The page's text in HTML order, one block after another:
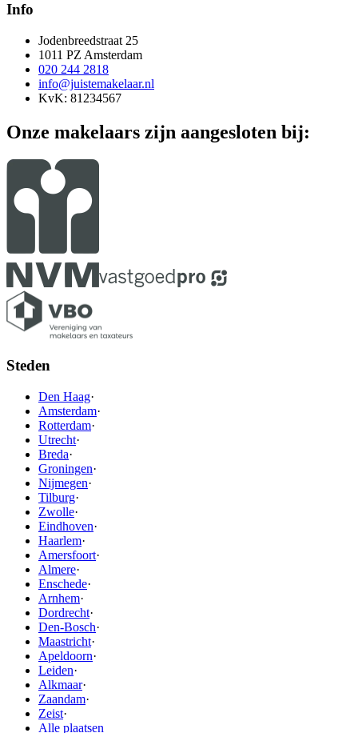
Info
Jodenbreedstraat 25
1011 PZ Amsterdam
020 244 2818
info@juistemakelaar.nl
KvK: 81234567
Onze makelaars zijn aangesloten bij:
Steden
Den Haag·
Amsterdam·
Rotterdam·
Utrecht·
Breda·
Groningen·
Nijmegen·
Tilburg·
Zwolle·
Eindhoven·
Haarlem·
Amersfoort·
Almere·
Enschede·
Arnhem·
Dordrecht·
Den-Bosch·
Maastricht·
Apeldoorn·
Leiden·
Alkmaar·
Zaandam·
Zeist·
Alle plaatsen